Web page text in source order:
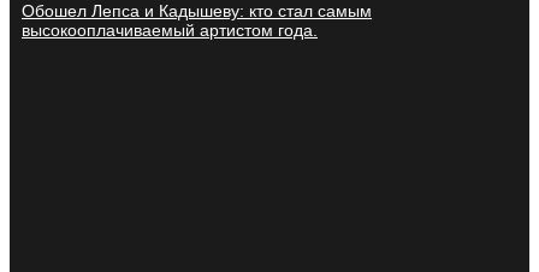
Обошел Лепса и Кадышеву: кто стал самым
высокооплачиваемый артистом года.